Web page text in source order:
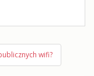
wifi?